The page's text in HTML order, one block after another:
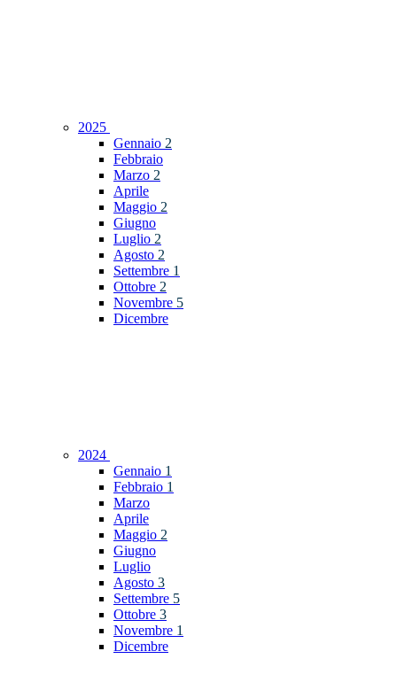
2025
Gennaio 2
Febbraio
Marzo 2
Aprile
Maggio 2
Giugno
Luglio 2
Agosto 2
Settembre 1
Ottobre 2
Novembre 5
Dicembre
2024
Gennaio 1
Febbraio 1
Marzo
Aprile
Maggio 2
Giugno
Luglio
Agosto 3
Settembre 5
Ottobre 3
Novembre 1
Dicembre